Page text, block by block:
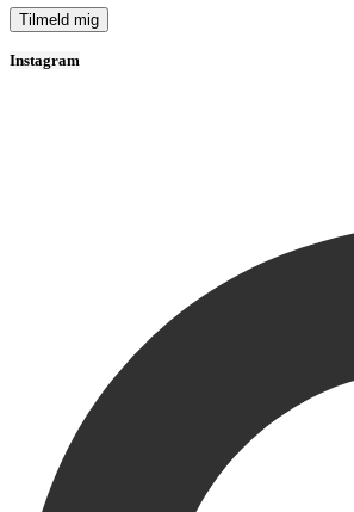
Instagram